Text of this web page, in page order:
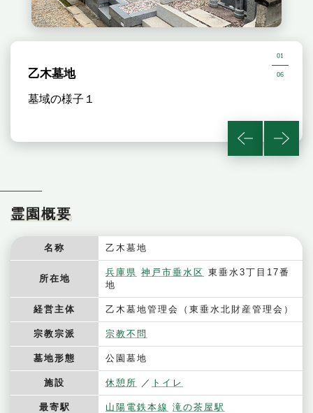
乙木墓地
墓域の様子１
01
06
霊園概要
名称 乙木墓地
所在地
兵庫県 神戸市垂水区 東垂水3丁目17番
地
経営主体 乙木墓地管理会（東垂水北財産管理会）
宗教宗派 宗教不問
墓地形態 公園墓地
施設 休憩所 トイレ
最寄駅 山陽電鉄本線 滝の茶屋駅